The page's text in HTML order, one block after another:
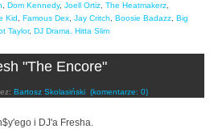
Dom Kennedy, Joell Ortiz The Heatmakerz
Kid Famous Dex Jay Critch Boosie Badazz Big
Taylor, DJ Drama. Hitta Slim
"The Encore"
Bartosz Skolasiński (komentarze: 0)
i DJ'a Fresha.